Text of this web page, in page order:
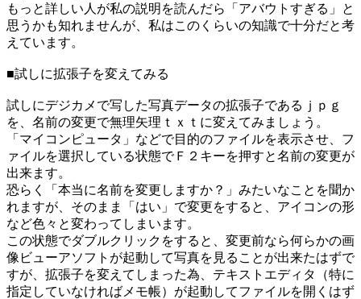
もっと詳しい人が私の説明を読んだら「アバウトすぎる」と
思うかも知れませんが、私はこのくらいの知識で十分だと考
えています。
■試しに拡張子を変えてみる
試しにデジカメで写した写真データの拡張子であるｊｐｇ
を、名前の変更で無理矢理ｔｘｔに変えてみましょう。
「マイコンピュータ」などで目的のファイルを表示させ、フ
ァイルを選択している状態でＦ２キーを押すと名前の変更が
出来ます。
恐らく「本当に名前を変更しますか？」みたいなことを聞か
れますが、そのまま「はい」で変更をすると、アイコンの形
など色々と変わってしまいます。
この状態でダブルクリックをすると、変更前なら何らかの画
像ビューアソフトが起動して写真を見ることが出来たはずで
すが、拡張子を変えてしまった為、テキストエディタ（特に
指定していなければメモ帳）が起動してファイルを開くはず